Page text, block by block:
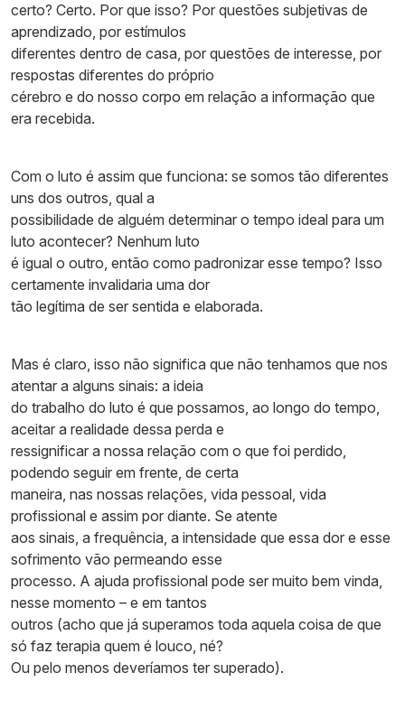
certo? Certo. Por que isso? Por questões subjetivas de
aprendizado, por estímulos
diferentes dentro de casa, por questões de interesse, por
respostas diferentes do próprio
cérebro e do nosso corpo em relação a informação que
era recebida.
Com o luto é assim que funciona: se somos tão diferentes
uns dos outros, qual a
possibilidade de alguém determinar o tempo ideal para um
luto acontecer? Nenhum luto
é igual o outro, então como padronizar esse tempo? Isso
certamente invalidaria uma dor
tão legítima de ser sentida e elaborada.
Mas é claro, isso não significa que não tenhamos que nos
atentar a alguns sinais: a ideia
do trabalho do luto é que possamos, ao longo do tempo,
aceitar a realidade dessa perda e
ressignificar a nossa relação com o que foi perdido,
podendo seguir em frente, de certa
maneira, nas nossas relações, vida pessoal, vida
profissional e assim por diante. Se atente
aos sinais, a frequência, a intensidade que essa dor e esse
sofrimento vão permeando esse
processo. A ajuda profissional pode ser muito bem vinda,
nesse momento – e em tantos
outros (acho que já superamos toda aquela coisa de que
só faz terapia quem é louco, né?
Ou pelo menos deveríamos ter superado).